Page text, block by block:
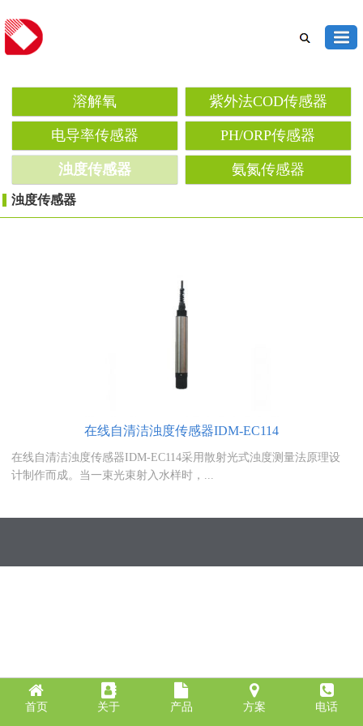
溶解氧 紫外法COD传感器
电导率传感器 PH/ORP传感器
浊度传感器 氨氮传感器
浊度传感器
在线自清洁浊度传感器IDM-EC114
在线自清洁浊度传感器IDM-EC114采用散射光式浊度测量法原理设
计制作而成。当一束光束射入水样时，...
首页 关于 产品 方案 电话